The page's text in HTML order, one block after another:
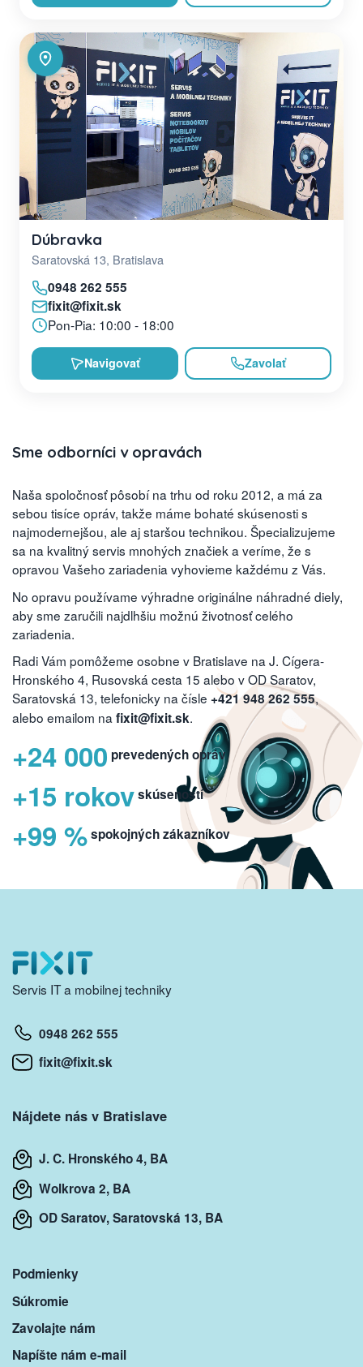
Dúbravka
Saratovská 13, Bratislava
0948 262 555
fixit@fixit.sk
Pon-Pia: 10:00 - 18:00
Navigovať Zavolať
Sme odborníci v opravách
Naša spoločnosť pôsobí na trhu od roku 2012, a má za
sebou tisíce opráv, takže máme bohaté skúsenosti s
najmodernejšou, ale aj staršou technikou. Špecializujeme
sa na kvalitný servis mnohých značiek a veríme, že s
opravou Vašeho zariadenia vyhovieme každému z Vás.
No opravu používame výhradne originálne náhradné diely,
aby sme zaručili najdlhšiu možnú životnosť celého
zariadenia.
Radi Vám pomôžeme osobne v Bratislave na J. Cígera-
Hronského 4, Rusovská cesta 15 alebo v OD Saratov,
Saratovská 13, telefonicky na čísle +421 948 262 555,
alebo emailom na fixit@fixit.sk.
+24 000 prevedených opráv
+15 rokovskúseností
+99 %spokojných zákazníkov
Servis IT a mobilnej techniky
0948 262 555
fixit@fixit.sk
Nájdete nás v Bratislave
J. C. Hronského 4, BA
Wolkrova 2, BA
OD Saratov, Saratovská 13, BA
Podmienky
Súkromie
Zavolajte nám
Napíšte nám e-mail